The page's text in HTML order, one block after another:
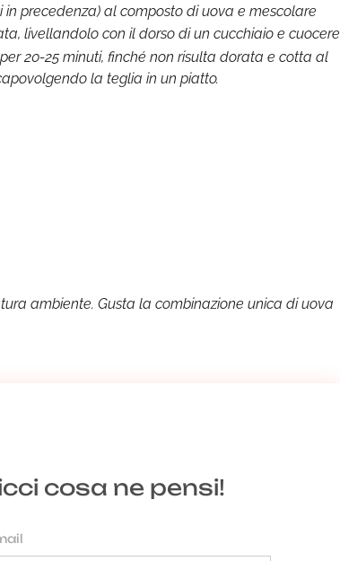
precedenza) al composto di uova e mescolare
livellandolo con il dorso di un cucchiaio e cuocere
20-25 minuti, finché non risulta dorata e cotta al
la teglia in un piatto.
ambiente. Gusta la combinazione unica di uova
cosa ne pensi!